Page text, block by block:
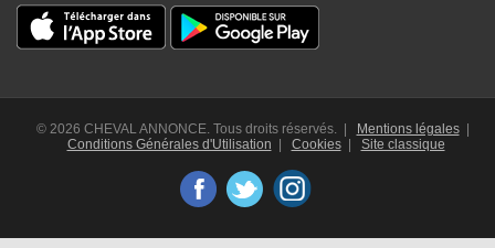
© 2026 CHEVAL ANNONCE. Tous droits réservés. | Mentions légales|
Conditions Générales d'Utilisation
Cookies| Site classique